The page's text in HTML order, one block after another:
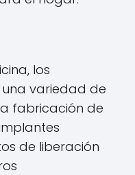
los
una variedad de
fabricación de
de liberación